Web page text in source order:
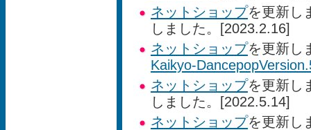
ネットショップを更新し
しました。[2023.2.16]
ネットショップを更新し
Kaikyo-
ネットショップを更新し
しました。[2022.5.14]
ネットショップを更新し